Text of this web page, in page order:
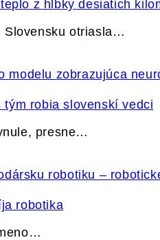
z hĺbky desiatich
Slovensku otriasla…
robia slovenskí vedci
presne…
robotika